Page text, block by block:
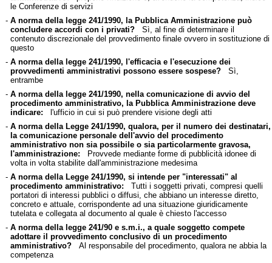
le Conferenze di servizi
- A norma della legge 241/1990, la Pubblica Amministrazione può
concludere accordi con i privati?Sì, al fine di determinare il
contenuto discrezionale del provvedimento finale ovvero in sostituzione di
questo
- A norma della legge 241/1990, l'efficacia e l'esecuzione dei
provvedimenti amministrativi possono essere sospese?Sì,
entrambe
- A norma della legge 241/1990, nella comunicazione di avvio del
procedimento amministrativo, la Pubblica Amministrazione deve
indicare: l'ufficio in cui si può prendere visione degli atti
- A norma della Legge 241/1990, qualora, per il numero dei destinatari,
la comunicazione personale dell'avvio del procedimento
amministrativo non sia possibile o sia particolarmente gravosa,
l'amministrazione: Provvede mediante forme di pubblicità idonee di
volta in volta stabilite dall'amministrazione medesima
- A norma della Legge 241/1990, si intende per "interessati" al
procedimento amministrativo: Tutti i soggetti privati, compresi quelli
portatori di interessi pubblici o diffusi, che abbiano un interesse diretto,
concreto e attuale, corrispondente ad una situazione giuridicamente
tutelata e collegata al documento al quale è chiesto l'accesso
- A norma della legge 241/90 e s.m.i., a quale soggetto compete
adottare il provvedimento conclusivo di un procedimento
amministrativo?Al responsabile del procedimento, qualora ne abbia la
competenza